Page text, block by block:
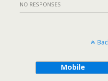
NO RESPONSES
Mobile